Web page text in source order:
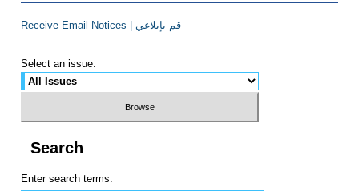
Receive Email Notices | قم بإبلاغي
Select an issue:
Search
Enter search terms: